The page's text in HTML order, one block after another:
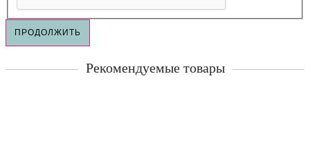
ПРОДОЛЖИТЬ
Рекомендуемые товары